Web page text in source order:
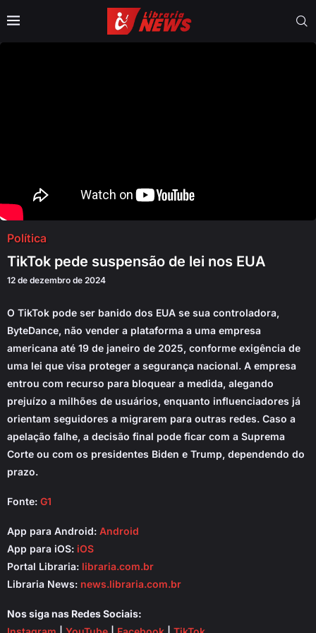
Política
TikTok pede suspensão de lei nos EUA
12 de dezembro de 2024
O TikTok pode ser banido dos EUA se sua controladora,
ByteDance, não vender a plataforma a uma empresa
americana até 19 de janeiro de 2025, conforme exigência de
uma lei que visa proteger a segurança nacional. A empresa
entrou com recurso para bloquear a medida, alegando
prejuízo a milhões de usuários, enquanto influenciadores já
orientam seguidores a migrarem para outras redes. Caso a
apelação falhe, a decisão final pode ficar com a Suprema
Corte ou com os presidentes Biden e Trump, dependendo do
prazo.
Fonte: G1
App para Android: Android
App para iOS: iOS
Portal Libraria: libraria.com.br
Libraria News: news.libraria.com.br
Nos siga nas Redes Sociais: